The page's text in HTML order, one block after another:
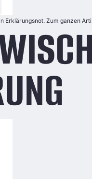
Erklärungsnot. Zum ganzen